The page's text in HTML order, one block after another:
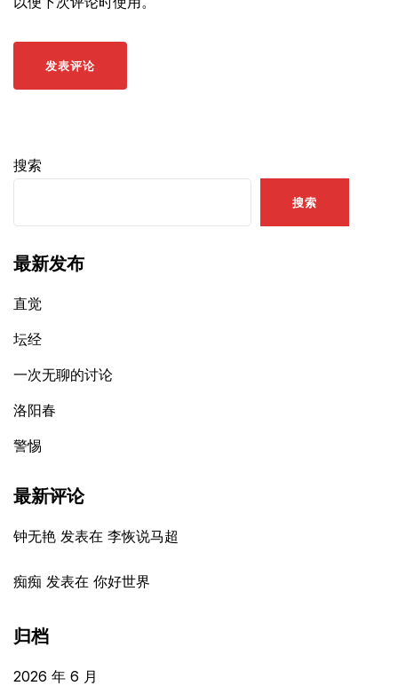
搜索
搜索
最新发布
直觉
坛经
一次无聊的讨论
洛阳春
警惕
最新评论
钟无艳 发表在 李恢说马超
痴痴 发表在 你好世界
归档
2026 年 6 月